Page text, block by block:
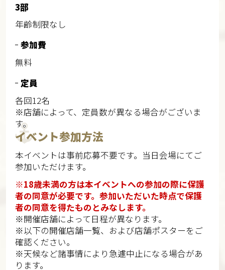
3部
年齢制限なし
参加費
無料
定員
各回12名
※店舗によって、定員数が異なる場合がございま
す。
イベント参加方法
本イベントは事前応募不要です。当日会場にてご
参加いただけます。​
※18歳未満の方は本イベントへの参加の際に保護
者の同意が必要です。参加いただいた時点で保護
者の同意を得たものとみなします。
※開催店舗によって日程が異なります。​
※以下の開催店舗一覧、および店舗ポスターをご
確認ください。​
※天候など諸事情により急遽中止になる場合があ
ります。